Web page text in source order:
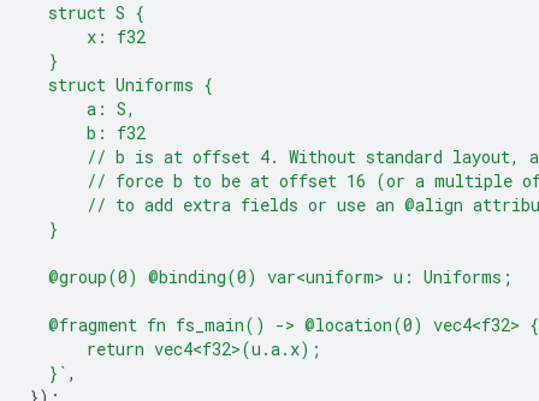
  struct S {
      x: f32
  }
  struct Uniforms {
      a: S,
      b: f32
// b is at offset 4. Without standard layout,
// force b to be at offset 16 (or a multiple
// to add extra fields or use an @align
  }
  @group(0) @binding(0) var<uniform> u: Uniforms;
  @fragment fn fs_main() -> @location(0) vec4<f32> {
      return vec4<f32>(u.a.x);
  }`
,